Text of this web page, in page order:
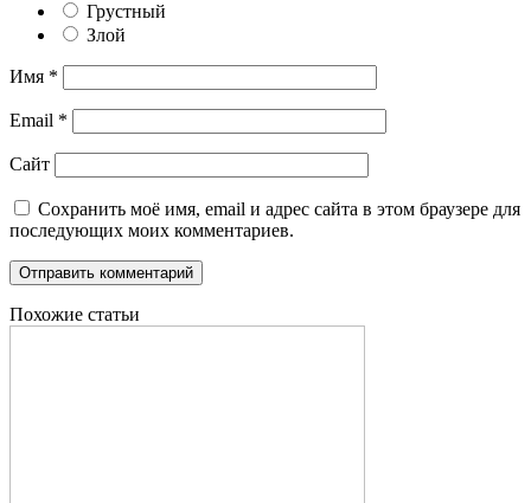
Грустный
Злой
Имя *
Email *
Сайт
Сохранить моё имя, email и адрес сайта в этом браузере для
последующих моих комментариев.
Похожие статьи